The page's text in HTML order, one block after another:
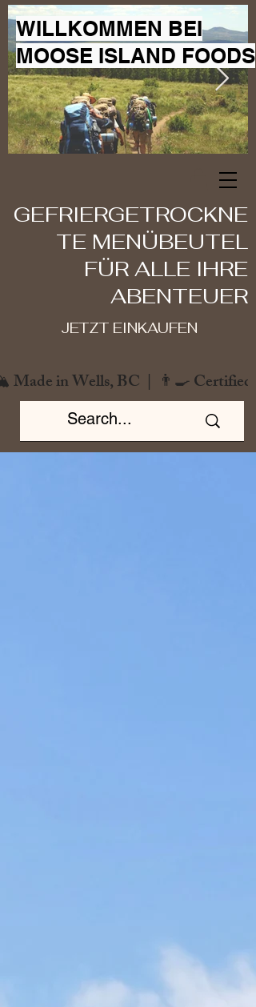
WILLKOMMEN BEI
MOOSE ISLAND FOODS
GEFRIERGETROCKNE
TE MENÜBEUTEL
FÜR ALLE IHRE
ABENTEUER
JETZT EINKAUFEN
in Wells, BC  |  👨‍🍳 Certified